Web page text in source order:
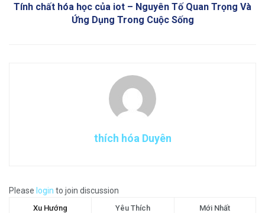
Tính chất hóa học của iot – Nguyên Tố Quan Trọng Và
Ứng Dụng Trong Cuộc Sống
thích hóa Duyên
Please login to join discussion
Xu Hướng Yêu Thích Mới Nhất